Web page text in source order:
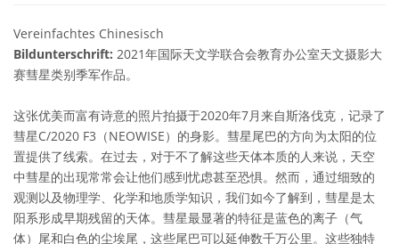
Vereinfachtes Chinesisch
Bildunterschrift: 2021年国际天文学联合会教育办公室天文摄影大
赛彗星类别季军作品。
这张优美而富有诗意的照片拍摄于2020年7月来自斯洛伐克，记录了
彗星C/2020 F3（NEOWISE）的身影。彗星尾巴的方向为太阳的位
置提供了线索。在过去，对于不了解这些天体本质的人来说，天空
中彗星的出现常常会让他们感到忧虑甚至恐惧。然而，通过细致的
观测以及物理学、化学和地质学知识，我们如今了解到，彗星是太
阳系形成早期残留的天体。彗星最显著的特征是蓝色的离子（气
体）尾和白色的尘埃尾，这些尾巴可以延伸数千万公里。这些独特